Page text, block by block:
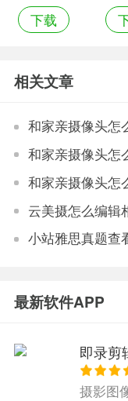
像机
下载
app
相关文章
小站雅思真题查
最新软件APP
即录剪
摄影图